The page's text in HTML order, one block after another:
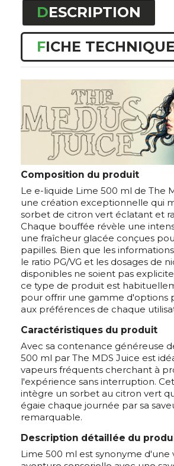
DESCRIPTION
FICHE TECHNIQUE
Composition du produit
Le e-liquide Lime 500 ml de The
une création exceptionnelle qui
sorbet de citron vert éclatant et
Chaque bouffée révèle une
une fraîcheur glacée conçues
papilles. Bien que les
le ratio PG/VG et les dosages de
disponibles ne soient pas
ce type de produit est
pour offrir une gamme d'options
aux préférences de chaque
Caractéristiques du produit
Avec sa contenance généreuse
500 ml par The MDS Juice est
vapeurs fréquents cherchant à
l'expérience sans interruption.
intègre un sorbet au citron vert
égaie chaque journée par sa
remarquable.
Description détaillée du
Lime 500 ml est synonyme d'une